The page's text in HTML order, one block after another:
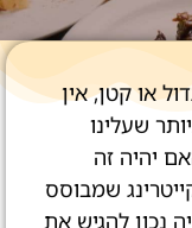
או קטן, אין
שעלינו
יהיה זה
שמבוסס
נכון להגיש את